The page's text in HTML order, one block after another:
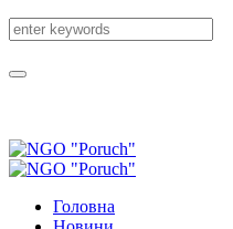
Головна